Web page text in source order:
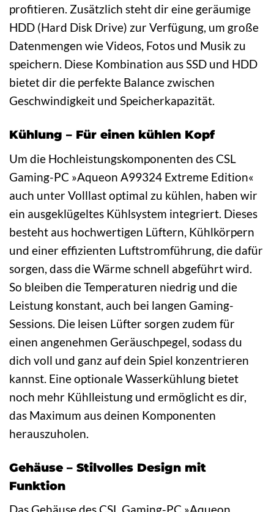
profitieren. Zusätzlich steht dir eine geräumige
HDD (Hard Disk Drive) zur Verfügung, um große
Datenmengen wie Videos, Fotos und Musik zu
speichern. Diese Kombination aus SSD und HDD
bietet dir die perfekte Balance zwischen
Geschwindigkeit und Speicherkapazität.
Kühlung – Für einen kühlen Kopf
Um die Hochleistungskomponenten des CSL
Gaming-PC »Aqueon A99324 Extreme Edition«
auch unter Volllast optimal zu kühlen, haben wir
ein ausgeklügeltes Kühlsystem integriert. Dieses
besteht aus hochwertigen Lüftern, Kühlkörpern
und einer effizienten Luftstromführung, die dafür
sorgen, dass die Wärme schnell abgeführt wird.
So bleiben die Temperaturen niedrig und die
Leistung konstant, auch bei langen Gaming-
Sessions. Die leisen Lüfter sorgen zudem für
einen angenehmen Geräuschpegel, sodass du
dich voll und ganz auf dein Spiel konzentrieren
kannst. Eine optionale Wasserkühlung bietet
noch mehr Kühlleistung und ermöglicht es dir,
das Maximum aus deinen Komponenten
herauszuholen.
Gehäuse – Stilvolles Design mit
Funktion